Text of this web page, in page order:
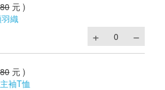
元 )
織
元 )
袖T恤